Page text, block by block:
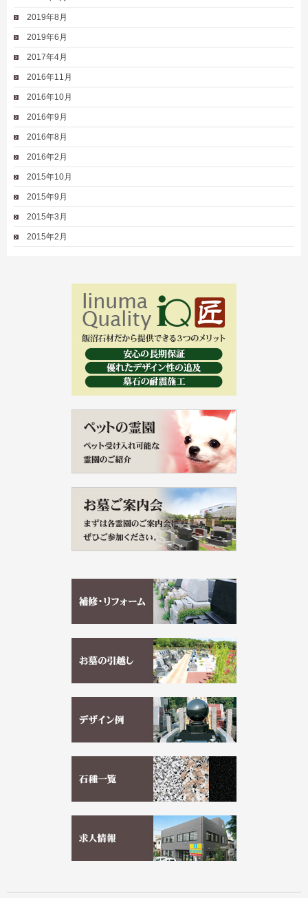
2019年8月
2019年6月
2017年4月
2016年11月
2016年10月
2016年9月
2016年8月
2016年2月
2015年10月
2015年9月
2015年3月
2015年2月